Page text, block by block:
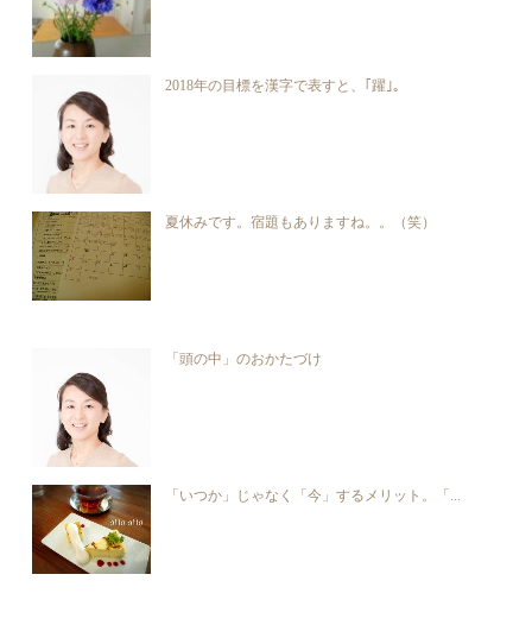
2018年の目標を漢字で表すと、｢躍｣。
夏休みです。宿題もありますね。。（笑）
「頭の中」のおかたづけ
「いつか」じゃなく「今」するメリット。「...